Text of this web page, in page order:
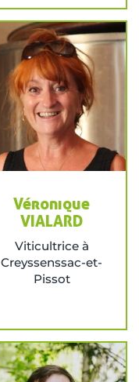
Véronique
VIALARD
Viticultrice à
Creyssenssac-et-
Pissot